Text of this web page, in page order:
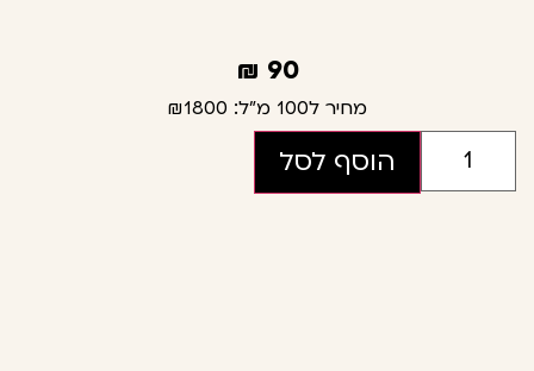
90
₪
מחיר ל100 מ"ל: ₪1800
הוסף לסל